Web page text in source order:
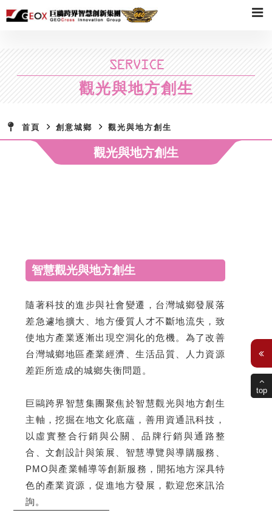
top
SERVICE
觀光與地方創生
首頁 創意城鄉 觀光與地方創生
觀光與地方創生
智慧觀光與地方創生
隨著科技的進步與社會變遷，台灣城鄉發展落
差急遽地擴大、地方優質人才不斷地流失，致
使地方產業逐漸出現空洞化的危機。為了改善
台灣城鄉地區產業經濟、生活品質、人力資源
差距所造成的城鄉失衡問題。
巨鷗跨界智慧集團聚焦於智慧觀光與地方創生
主軸，挖掘在地文化底蘊，善用資通訊科技，
以虛實整合行銷與公關、品牌行銷與通路整
合、文創設計與策展、智慧導覽與導購服務、
PMO與產業輔導等創新服務，開拓地方深具特
色的產業資源，促進地方發展，歡迎您來訊洽
詢。